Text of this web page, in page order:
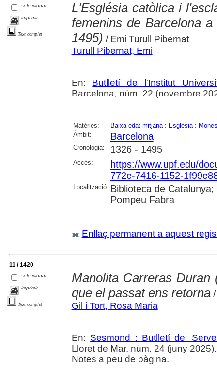
seleccionar
imprimir
Text complet
L'Església catòlica i
femenins de Barcelona
1495) / Emi Turull Pibernat
Turull Pibernat, Emi
En: Butlletí de l'Institut
Barcelona, núm. 22 (novembre
Matèries: Baixa edat mitjana; Església;
Àmbit:
Barcelona
Cronologia: 1326 - 1495
Accés:
https://www.upf.edu/
772e-7416-1152-
Localització: Biblioteca de
Pompeu Fabra
Enllaç permanent a aquest
11 / 1420
seleccionar
imprimir
Text complet
Manolita Carreras Duran
que el passat ens retorna/
Gil i Tort, Rosa Maria
En: Sesmond : Butlletí del
Lloret de Mar, núm. 24 (juny
Notes a peu de pàgina.